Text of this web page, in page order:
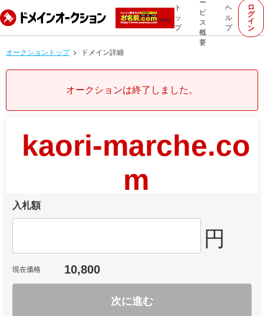
ト
ッ
プ
ー
ビ
ス
概
要
ヘ
ル
プ
ロ
グ
イ
ン
オークショントップ ドメイン詳細
オークションは終了しました。
kaori-marche.co
m
入札額
円
現在価格 10,800
次に進む